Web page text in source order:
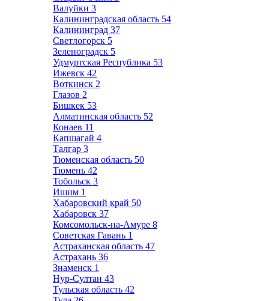
Валуйки 3
Калининградская область 54
Калининград 37
Светлогорск 5
Зеленоградск 5
Удмуртская Республика 53
Ижевск 42
Воткинск 2
Глазов 2
Бишкек 53
Алматинская область 52
Конаев 11
Капшагай 4
Талгар 3
Тюменская область 50
Тюмень 42
Тобольск 3
Ишим 1
Хабаровский край 50
Хабаровск 37
Комсомольск-на-Амуре 8
Советская Гавань 1
Астраханская область 47
Астрахань 36
Знаменск 1
Нур-Султан 43
Тульская область 42